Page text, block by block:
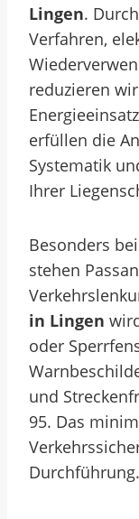
Lingen.
Verfahren,
reduzieren
erfüllen die
Systematik
Ihrer
Besonders
stehen
in Lingen
oder
und
95. Das
Durchführung.